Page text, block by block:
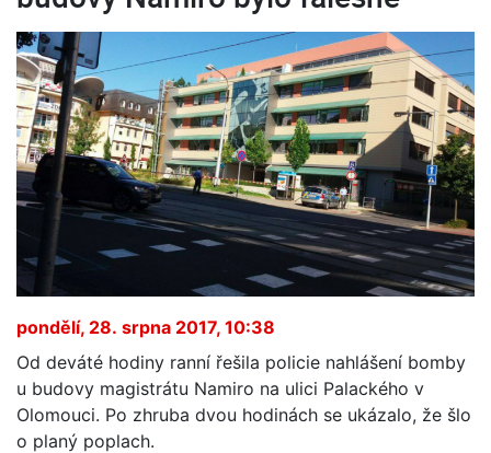
pondělí, 28. srpna 2017, 10:38
Od deváté hodiny ranní řešila policie nahlášení bomby
u budovy magistrátu Namiro na ulici Palackého v
Olomouci. Po zhruba dvou hodinách se ukázalo, že šlo
o planý poplach.